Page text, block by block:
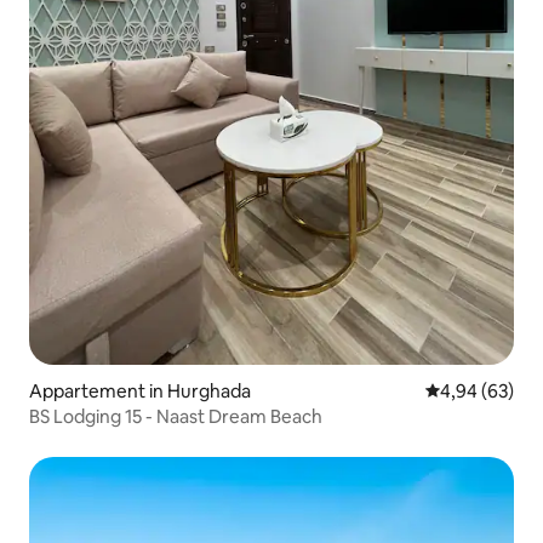
Appartement in Hurghada Gemiddelde
4,94 (63)
BS Lodging 15 - Naast Dream Beach